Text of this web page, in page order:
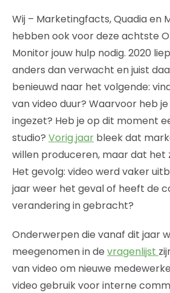
Wij – Marketingfacts, Quadia en
hebben ook voor deze achtste
Monitor jouw hulp nodig. 2020
anders dan verwacht en juist
benieuwd naar het volgende:
van video duur? Waarvoor heb
ingezet? Heb je op dit moment
studio? Vorig jaar bleek dat
willen produceren, maar dat het
Het gevolg: video werd vaker
jaar weer het geval of heeft de
verandering in gebracht?
Onderwerpen die vanaf dit jaar
meegenomen in de vragenlijst
van video om nieuwe
video gebruik voor interne